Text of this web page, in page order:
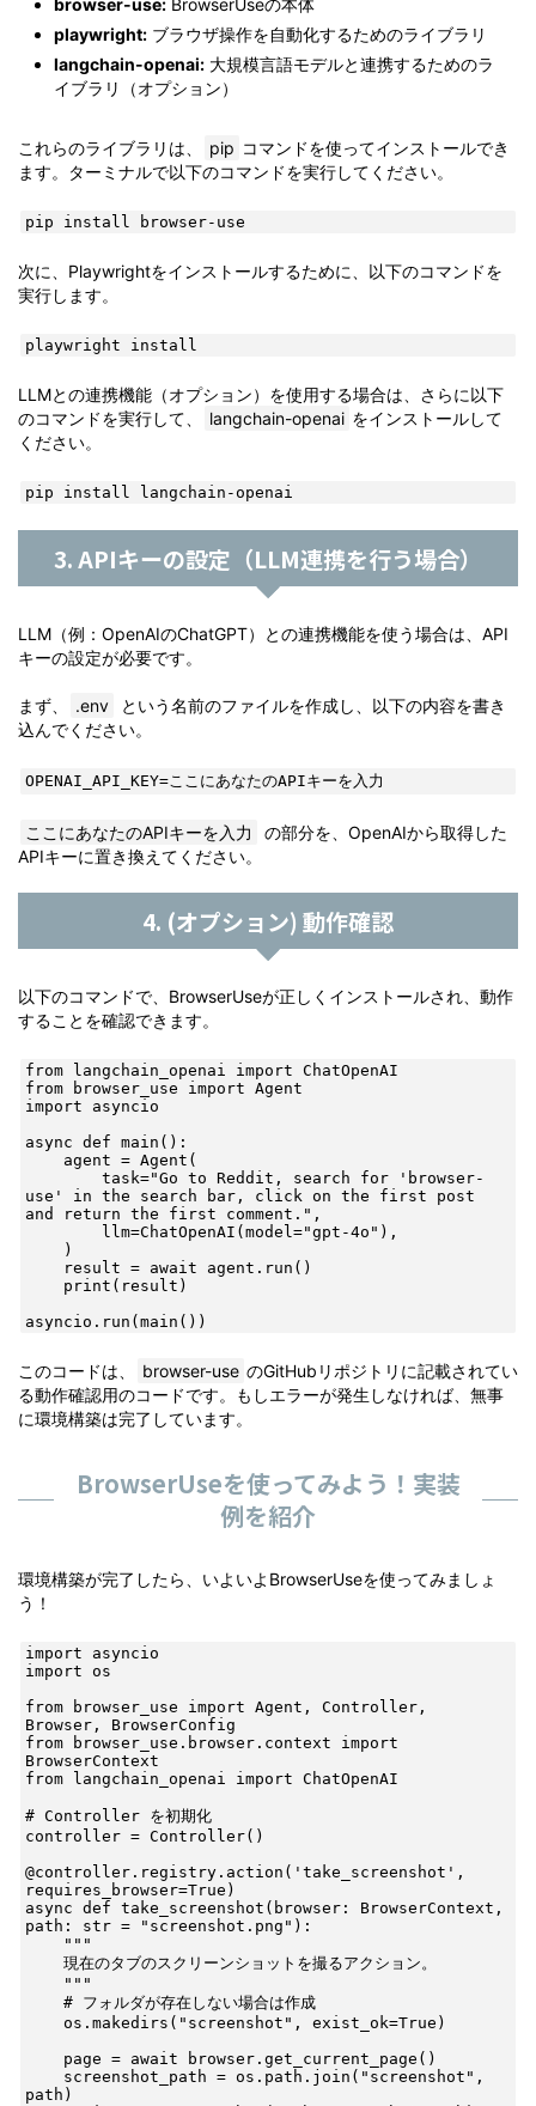
browser-use: BrowserUseの本体
playwright: ブラウザ操作を自動化するためのライブラリ
langchain-openai: 大規模言語モデルと連携するためのラ
イブラリ（オプション）
これらのライブラリは、 pip コマンドを使ってインストールでき
ます。ターミナルで以下のコマンドを実行してください。
pip install browser-use
次に、Playwrightをインストールするために、以下のコマンドを
実行します。
playwright install
LLMとの連携機能（オプション）を使用する場合は、さらに以下
のコマンドを実行して、
langchain-openai をインストールして
ください。
pip install langchain-openai
3. APIキーの設定（LLM連携を行う場合）
LLM（例：OpenAIのChatGPT）との連携機能を使う場合は、API
キーの設定が必要です。
まず、 .env
という名前のファイルを作成し、以下の内容を書き
込んでください。
OPENAI_API_KEY=ここにあなたのAPIキーを入力
ここにあなたのAPIキーを入力
の部分を、OpenAIから取得した
APIキーに置き換えてください。
4. (オプション) 動作確認
以下のコマンドで、BrowserUseが正しくインストールされ、動作
することを確認できます。
from langchain_openai import ChatOpenAI
from browser_use import Agent
import asyncio
async def main():
use' in the search bar, click on the first post
and return the first comment.",
asyncio.run(main())
このコードは、 browser-use のGitHubリポジトリに記載されてい
る動作確認用のコードです。もしエラーが発生しなければ、無事
に環境構築は完了しています。
BrowserUseを使ってみよう！実装
例を紹介
環境構築が完了したら、いよいよBrowserUseを使ってみましょ
う！
import asyncio
import os
from browser_use import Agent, Controller,
Browser, BrowserConfig
from browser_use.browser.context import
BrowserContext
from langchain_openai import ChatOpenAI
# Controller を初期化
controller = Controller()
@controller.registry.action('take_screenshot',
requires_browser=True)
async def take_screenshot(browser: BrowserContext,
path: str = "screenshot.png"):
path)